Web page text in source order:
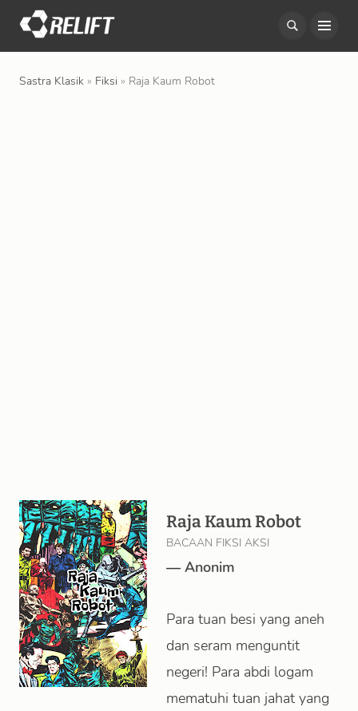
Sastra Klasik » Fiksi » Raja Kaum Robot
Raja Kaum Robot
BACAAN FIKSI AKSI
— Anonim
Para tuan besi yang aneh
dan seram menguntit
negeri! Para abdi logam
mematuhi tuan jahat yang